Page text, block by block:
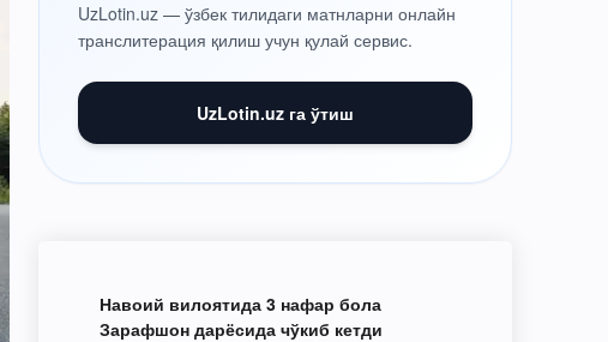
UzLotin.uz — ўзбек тилидаги матнларни онлайн
транслитерация қилиш учун қулай сервис.
UzLotin.uz га ўтиш
Навоий вилоятида 3 нафар бола
Зарафшон дарёсида чўкиб кетди